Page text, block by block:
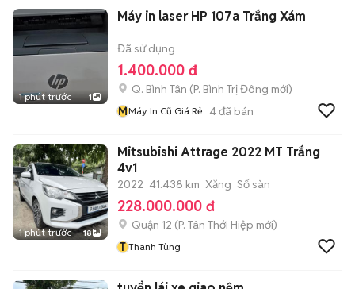
1 phút trước 1
Máy in laser HP 107a Trắng Xám
Đã sử dụng
1.400.000 đ
Q. Bình Tân (P. Bình Trị Đông mới)
MMáy In Cũ Giá Rẻ 4đã bán
1 phút trước 18
Mitsubishi Attrage 2022 MT Trắng
4v1
2022 41.438 km Xăng Số sàn
228.000.000 đ
Quận 12 (P. Tân Thới Hiệp mới)
T Thanh Tùng